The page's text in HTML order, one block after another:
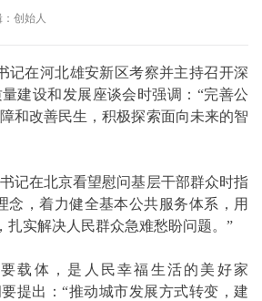
：创始人
记在河北雄安新区考察并主持召开深
建设和发展座谈会时强调：“完善公
和改善民生，积极探索面向未来的智
记在北京看望慰问基层干部群众时指
念，着力健全基本公共服务体系，用
扎实解决人民群众急难愁盼问题。”
载体，是人民幸福生活的美好家
提出：“推动城市发展方式转变，建